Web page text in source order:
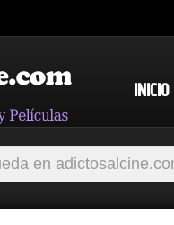
INICIO